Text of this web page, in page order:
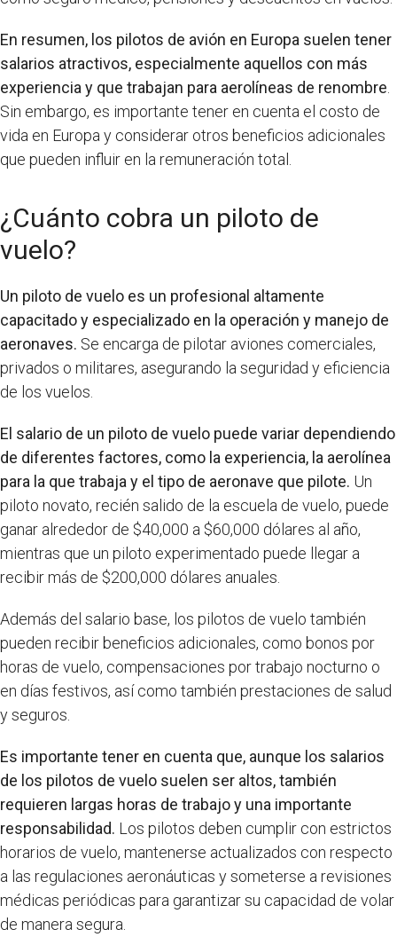
En resumen, los pilotos de avión en Europa suelen tener
salarios atractivos, especialmente aquellos con más
experiencia y que trabajan para aerolíneas de renombre
Sin embargo, es importante tener en cuenta el costo de
vida en Europa y considerar otros beneficios adicionales
que pueden influir en la remuneración total.
¿Cuánto cobra un piloto de
vuelo?
Un piloto de vuelo es un profesional altamente
capacitado y especializado en la operación y manejo de
aeronaves. Se encarga de pilotar aviones comerciales,
privados o militares, asegurando la seguridad y eficiencia
de los vuelos.
El salario de un piloto de vuelo puede variar dependiendo
de diferentes factores, como la experiencia, la aerolínea
para la que trabaja y el tipo de aeronave que pilote. Un
piloto novato, recién salido de la escuela de vuelo, puede
ganar alrededor de $40,000 a $60,000 dólares al año,
mientras que un piloto experimentado puede llegar a
recibir más de $200,000 dólares anuales.
Además del salario base, los pilotos de vuelo también
pueden recibir beneficios adicionales, como bonos por
horas de vuelo, compensaciones por trabajo nocturno o
en días festivos, así como también prestaciones de salud
y seguros.
Es importante tener en cuenta que, aunque los salarios
de los pilotos de vuelo suelen ser altos, también
requieren largas horas de trabajo y una importante
responsabilidad. Los pilotos deben cumplir con estrictos
horarios de vuelo, mantenerse actualizados con respecto
a las regulaciones aeronáuticas y someterse a revisiones
médicas periódicas para garantizar su capacidad de volar
de manera segura.